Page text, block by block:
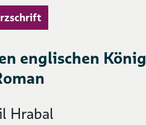
englischen König
Hrabal